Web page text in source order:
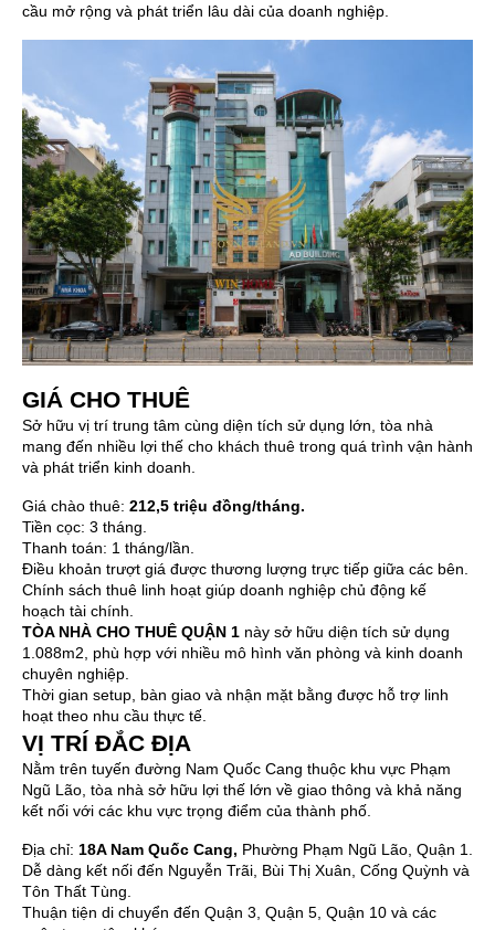
cầu mở rộng và phát triển lâu dài của doanh nghiệp.
GIÁ CHO THUÊ
Sở hữu vị trí trung tâm cùng diện tích sử dụng lớn, tòa nhà
mang đến nhiều lợi thế cho khách thuê trong quá trình vận hành
và phát triển kinh doanh.
Giá chào thuê: 212,5 triệu đồng/tháng.
Tiền cọc: 3 tháng.
Thanh toán: 1 tháng/lần.
Điều khoản trượt giá được thương lượng trực tiếp giữa các bên.
Chính sách thuê linh hoạt giúp doanh nghiệp chủ động kế
hoạch tài chính.
TÒA NHÀ CHO THUÊ QUẬN 1 này sở hữu diện tích sử dụng
1.088m2, phù hợp với nhiều mô hình văn phòng và kinh doanh
chuyên nghiệp.
Thời gian setup, bàn giao và nhận mặt bằng được hỗ trợ linh
hoạt theo nhu cầu thực tế.
VỊ TRÍ ĐẮC ĐỊA
Nằm trên tuyến đường Nam Quốc Cang thuộc khu vực Phạm
Ngũ Lão, tòa nhà sở hữu lợi thế lớn về giao thông và khả năng
kết nối với các khu vực trọng điểm của thành phố.
Địa chỉ: 18A Nam Quốc Cang, Phường Phạm Ngũ Lão, Quận 1.
Dễ dàng kết nối đến Nguyễn Trãi, Bùi Thị Xuân, Cống Quỳnh và
Tôn Thất Tùng.
Thuận tiện di chuyển đến Quận 3, Quận 5, Quận 10 và các